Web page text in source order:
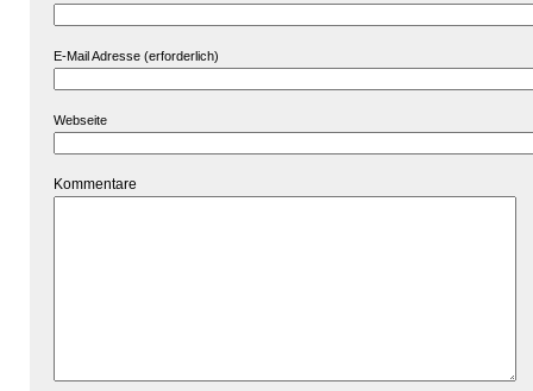
E-Mail Adresse (erforderlich)
Webseite
Kommentare